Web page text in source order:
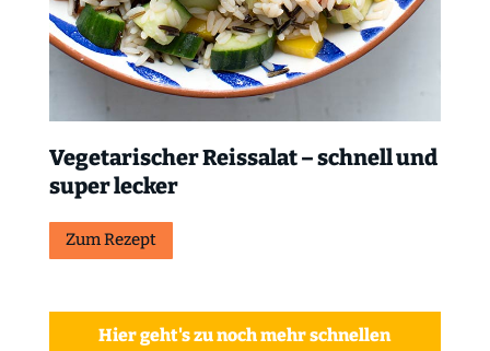
Vegetarischer Reissalat – schnell und
super lecker
Zum Rezept
Hier geht's zu noch mehr schnellen